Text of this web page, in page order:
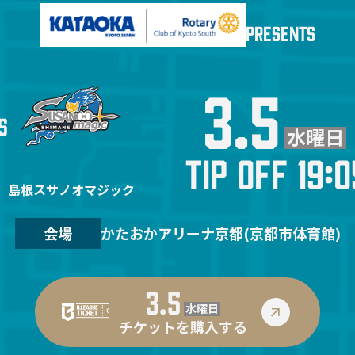
PRESENTS
島根スサノオマジック
3.5 水曜日
TIP OFF
会場 かたおかアリーナ京都(京都市体育館)
3.5 水曜日
チケットを購入する